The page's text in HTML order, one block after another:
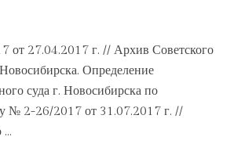
от 27.04.2017 г. // Архив Советского
Определение
суда г. Новосибирска по
№ 2-26/2017 от 31.07.2017 г. //